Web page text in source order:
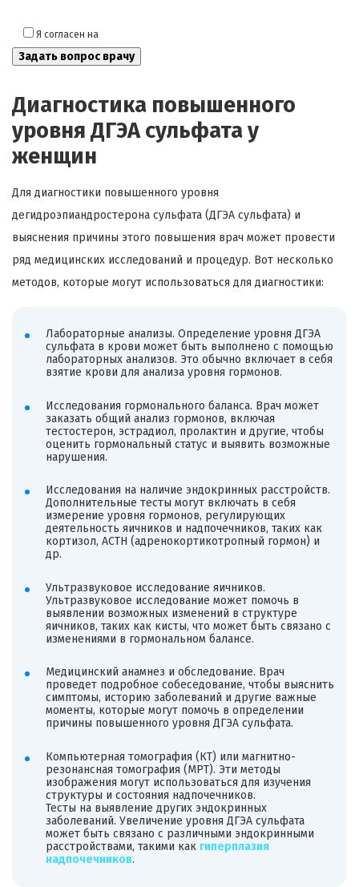
Я согласен на
Диагностика повышенного
уровня ДГЭА сульфата у
женщин
Для диагностики повышенного уровня
дегидроэпиандростерона сульфата (ДГЭА сульфата) и
выяснения причины этого повышения врач может провести
ряд медицинских исследований и процедур. Вот несколько
методов, которые могут использоваться для диагностики:
Лабораторные анализы. Определение уровня ДГЭА
сульфата в крови может быть выполнено с помощью
лабораторных анализов. Это обычно включает в себя
взятие крови для анализа уровня гормонов.
Исследования гормонального баланса. Врач может
заказать общий анализ гормонов, включая
тестостерон, эстрадиол, пролактин и другие, чтобы
оценить гормональный статус и выявить возможные
нарушения.
Исследования на наличие эндокринных расстройств.
Дополнительные тесты могут включать в себя
измерение уровня гормонов, регулирующих
деятельность яичников и надпочечников, таких как
кортизол, ACTH (адренокортикотропный гормон) и
др.
Ультразвуковое исследование яичников.
Ультразвуковое исследование может помочь в
выявлении возможных изменений в структуре
яичников, таких как кисты, что может быть связано с
изменениями в гормональном балансе.
Медицинский анамнез и обследование. Врач
проведет подробное собеседование, чтобы выяснить
симптомы, историю заболеваний и другие важные
моменты, которые могут помочь в определении
причины повышенного уровня ДГЭА сульфата.
Компьютерная томография (КТ) или магнитно-
резонансная томография (МРТ). Эти методы
изображения могут использоваться для изучения
структуры и состояния надпочечников.
Тесты на выявление других эндокринных
заболеваний. Увеличение уровня ДГЭА сульфата
может быть связано с различными эндокринными
расстройствами, такими как гиперплазия
надпочечников.